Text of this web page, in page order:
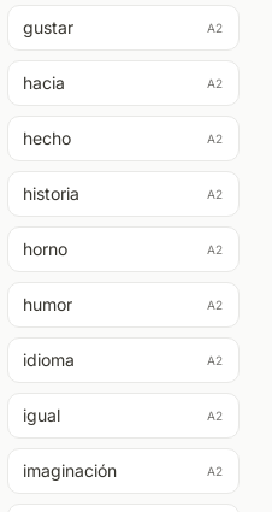
gustar A2
hacia A2
hecho A2
historia A2
horno A2
humor A2
idioma A2
igual A2
imaginación A2